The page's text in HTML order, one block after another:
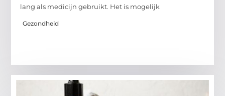
lang als medicijn gebruikt. Het is mogelijk
Gezondheid